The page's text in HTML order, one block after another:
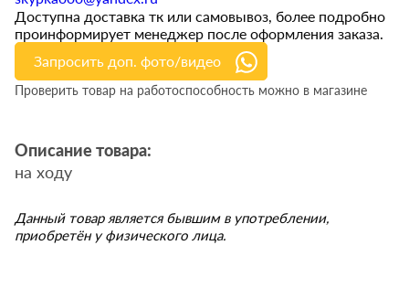
Доступна доставка тк или самовывоз, более подробно
проинформирует менеджер после оформления заказа.
Запросить доп. фото/видео
Проверить товар на работоспособность можно в магазине
Описание товара:
на ходу
Данный товар является бывшим в употреблении,
приобретён у физического лица.